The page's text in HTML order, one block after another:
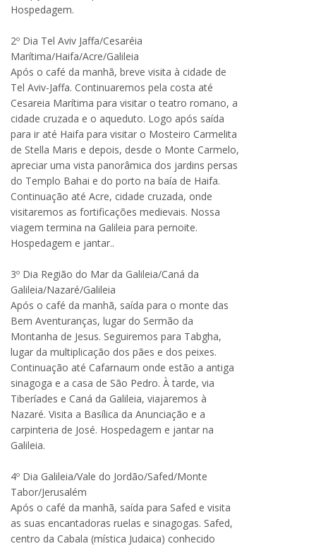
Hospedagem.
2º Dia Tel Aviv Jaffa/Cesaréia
Marítima/Haifa/Acre/Galileia
Após o café da manhã, breve visita à cidade de
Tel Aviv-Jaffa. Continuaremos pela costa até
Cesareia Marítima para visitar o teatro romano, a
cidade cruzada e o aqueduto. Logo após saída
para ir até Haifa para visitar o Mosteiro Carmelita
de Stella Maris e depois, desde o Monte Carmelo,
apreciar uma vista panorâmica dos jardins persas
do Templo Bahai e do porto na baía de Haifa.
Continuação até Acre, cidade cruzada, onde
visitaremos as fortificações medievais. Nossa
viagem termina na Galileia para pernoite.
Hospedagem e jantar..
3º Dia Região do Mar da Galileia/Caná da
Galileia/Nazaré/Galileia
Após o café da manhã, saída para o monte das
Bem Aventuranças, lugar do Sermão da
Montanha de Jesus. Seguiremos para Tabgha,
lugar da multiplicação dos pães e dos peixes.
Continuação até Cafarnaum onde estão a antiga
sinagoga e a casa de São Pedro. À tarde, via
Tiberíades e Caná da Galileia, viajaremos à
Nazaré. Visita a Basílica da Anunciação e a
carpinteria de José. Hospedagem e jantar na
Galileia.
4º Dia Galileia/Vale do Jordão/Safed/Monte
Tabor/Jerusalém
Após o café da manhã, saída para Safed e visita
as suas encantadoras ruelas e sinagogas. Safed,
centro da Cabala (mística Judaica) conhecido